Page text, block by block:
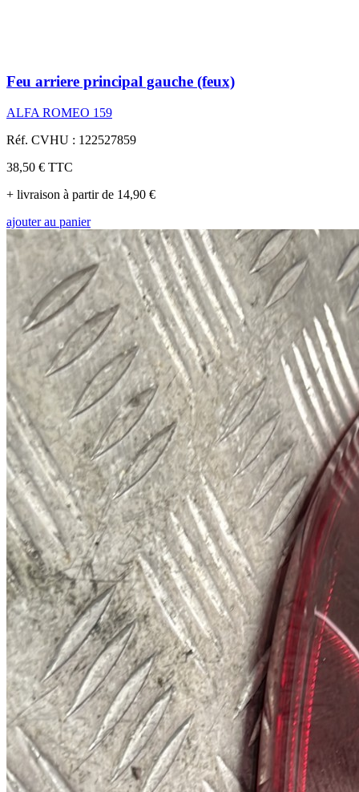
Feu arriere principal gauche (feux)
ALFA ROMEO 159
Réf. CVHU : 122527859
38,50 € TTC
+ livraison à partir de 14,90 €
ajouter au panier